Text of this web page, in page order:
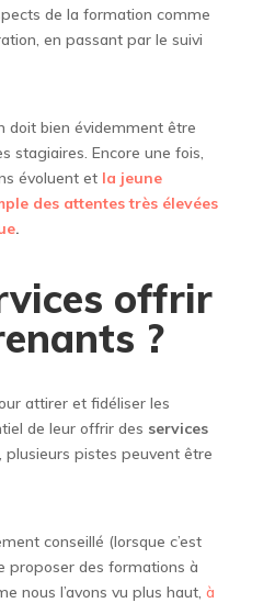
de la formation comme
en passant par le suivi
doit bien évidemment être
stagiaires. Encore une fois,
évoluent et la jeune
des attentes très élevées
.
offrir
?
attirer et fidéliser les
de leur offrir des services
plusieurs pistes peuvent être
conseillé (lorsque c’est
proposer des formations à
nous l’avons vu plus haut, à